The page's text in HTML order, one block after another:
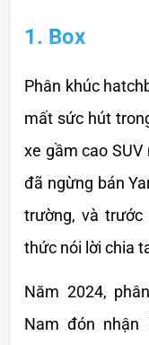
1. Box
Phân khúc
mất sức hút
xe gầm cao
đã ngừng bán
trường, và trước
thức nói lời chia
Năm 2024,
Nam đón